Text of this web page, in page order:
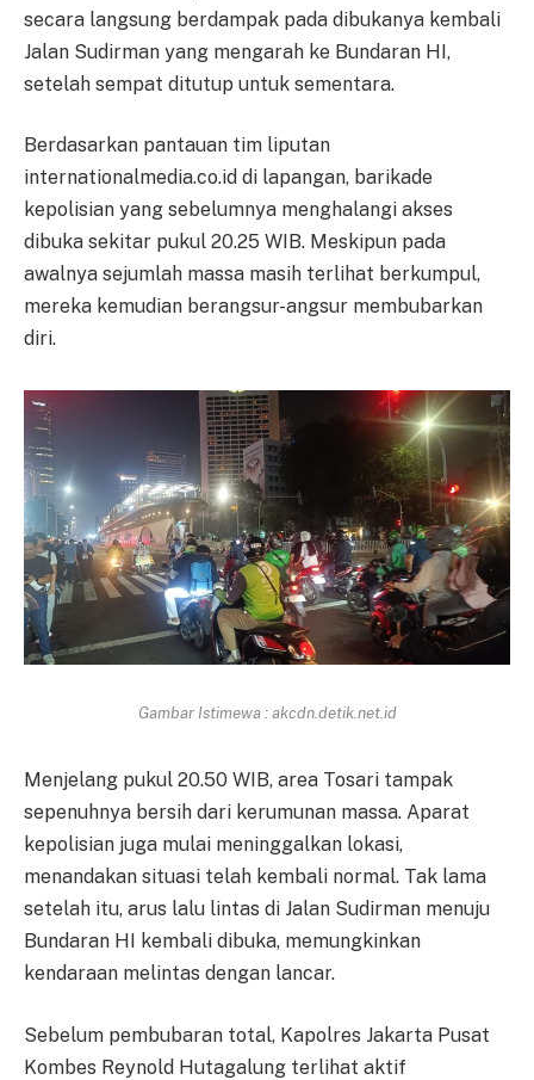
secara langsung berdampak pada dibukanya kembali
Jalan Sudirman yang mengarah ke Bundaran HI,
setelah sempat ditutup untuk sementara.
Berdasarkan pantauan tim liputan
internationalmedia.co.id di lapangan, barikade
kepolisian yang sebelumnya menghalangi akses
dibuka sekitar pukul 20.25 WIB. Meskipun pada
awalnya sejumlah massa masih terlihat berkumpul,
mereka kemudian berangsur-angsur membubarkan
diri.
Gambar Istimewa : akcdn.detik.net.id
Menjelang pukul 20.50 WIB, area Tosari tampak
sepenuhnya bersih dari kerumunan massa. Aparat
kepolisian juga mulai meninggalkan lokasi,
menandakan situasi telah kembali normal. Tak lama
setelah itu, arus lalu lintas di Jalan Sudirman menuju
Bundaran HI kembali dibuka, memungkinkan
kendaraan melintas dengan lancar.
Sebelum pembubaran total, Kapolres Jakarta Pusat
Kombes Reynold Hutagalung terlihat aktif